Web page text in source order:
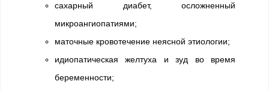
сахарный диабет, осложненный
микроангиопатиями;
маточные кровотечение неясной этиологии;
идиопатическая желтуха и зуд во время
беременности;